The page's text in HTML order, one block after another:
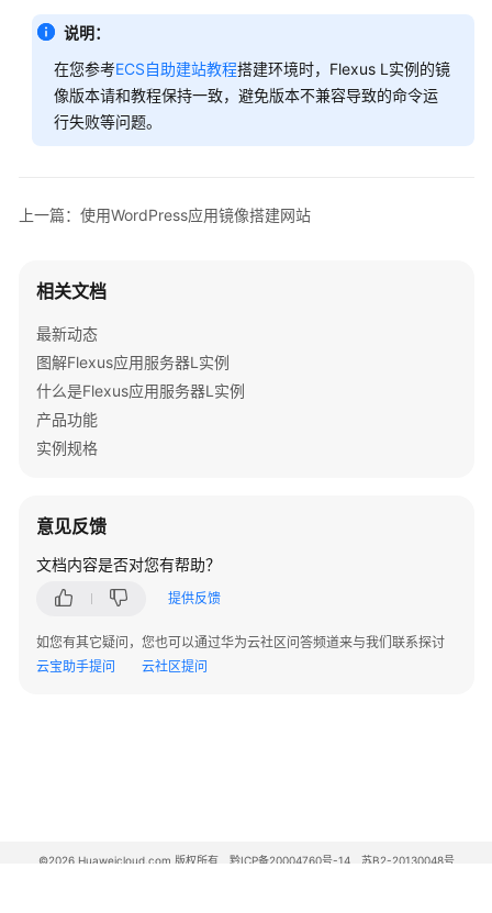
说明：
在您参考ECS自助建站教程搭建环境时，Flexus L实例的镜
像版本请和教程保持一致，避免版本不兼容导致的命令运
行失败等问题。
上一篇：使用WordPress应用镜像搭建网站
相关文档
最新动态
图解Flexus应用服务器L实例
什么是Flexus应用服务器L实例
产品功能
实例规格
意见反馈
文档内容是否对您有帮助？
提供反馈
如您有其它疑问，您也可以通过华为云社区问答频道来与我们联系探讨
云宝助手提问
云社区提问
©2026 Huaweicloud.com 版权所有 黔ICP备20004760号-14
苏B2-20130048号